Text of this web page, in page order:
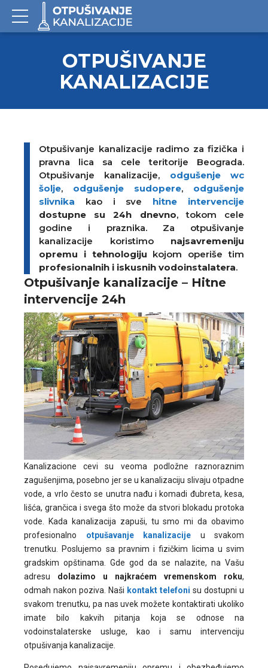
OTPUŠIVANJE
KANALIZACIJE
Otpušivanje kanalizacije radimo za fizička i
pravna lica sa cele teritorije Beograda.
Otpušivanje kanalizacije, odgušenje wc
šolje, odgušenje sudopere, odgušenje
slivnika kao i sve hitne intervencije
dostupne su 24h dnevno, tokom cele
godine i praznika. Za otpušivanje
kanalizacije koristimo najsavremeniju
opremu i tehnologiju kojom operiše tim
profesionalnih i iskusnih vodoinstalatera.
Otpušivanje kanalizacije – Hitne
intervencije 24h
Kanalizacione cevi su veoma podložne raznoraznim
zagušenjima, posebno jer se u kanalizaciju slivaju otpadne
vode, a vrlo često se unutra nađu i komadi đubreta, kesa,
lišća, grančica i svega što može da stvori blokadu protoka
vode. Kada kanalizacija zapuši, tu smo mi da obavimo
profesionalno otpušavanje kanalizacije u svakom
trenutku. Poslujemo sa pravnim i fizičkim licima u svim
gradskim opštinama. Gde god da se nalazite, na Vašu
adresu dolazimo u najkraćem vremenskom roku,
odmah nakon poziva. Naši kontakt telefoni su dostupni u
svakom trenutku, pa nas uvek možete kontaktirati ukoliko
imate bilo kakvih pitanja koja se odnose na
vodoinstalaterske usluge, kao i samu intervenciju
otpušivanja kanalizacije.